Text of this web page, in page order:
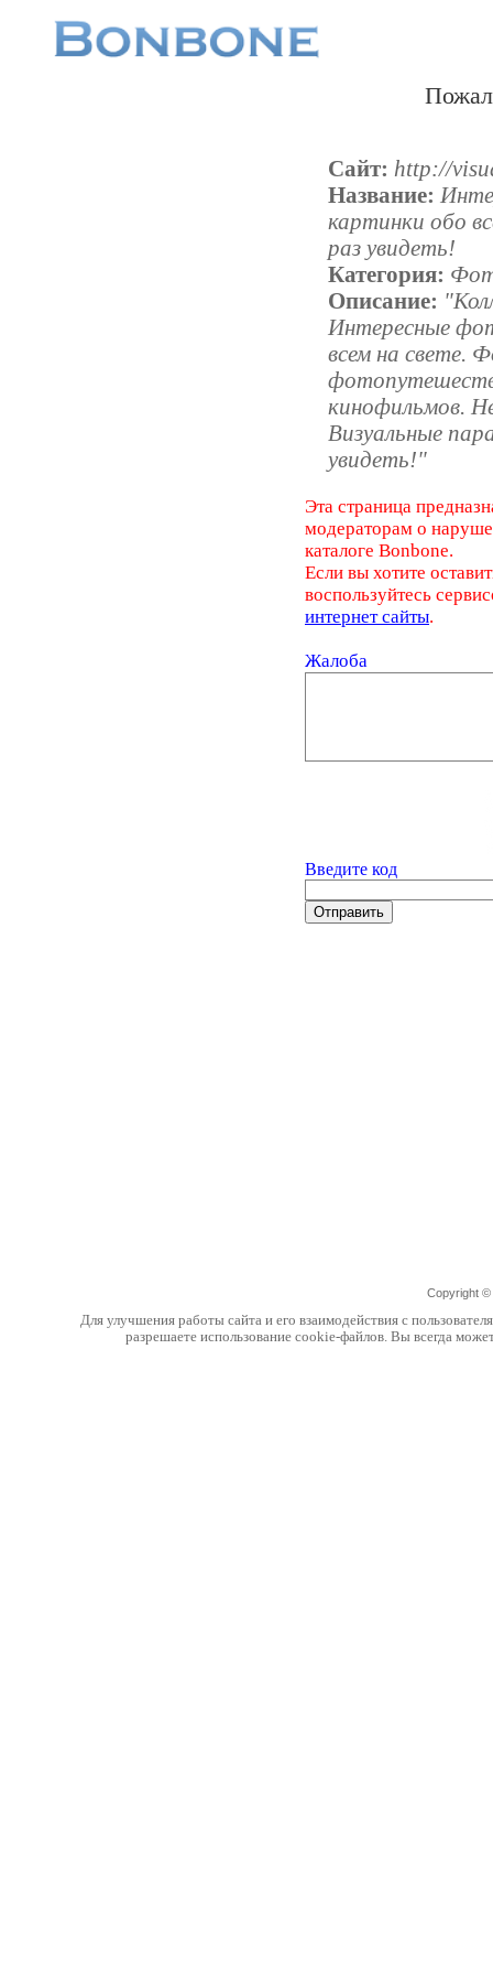
Сайт: http://
Название:
картинки обо
раз увидеть!
Категория:
Описание:
Интересные
всем на свете.
кинофильмов.
Визуальные
увидеть!"
Эта страница
модераторам о
каталоге Bonbone.
Если вы хотите
воспользуйтесь
интернет сайты.
Жалоба
Введите код
Copyright ©
Для улучшения работы сайта и его взаимодействия с
разрешаете использование cookie-файлов. Вы всегда